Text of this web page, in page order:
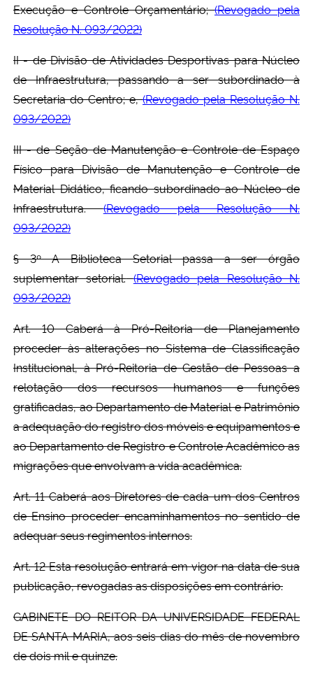
Execução e Controle Orçamentário; (Revogado pela
Resolução N. 093/2022)
II - de Divisão de Atividades Desportivas para Núcleo
de Infraestrutura, passando a ser subordinado à
Secretaria do Centro; e, (Revogado pela Resolução N.
093/2022)
III - de Seção de Manutenção e Controle de Espaço
Físico para Divisão de Manutenção e Controle de
Material Didático, ficando subordinado ao Núcleo de
Infraestrutura.
(Revogado pela Resolução N.
093/2022)
§ 3º A Biblioteca Setorial passa a ser órgão
suplementar setorial. (Revogado pela Resolução N.
093/2022)
Art. 10 Caberá à Pró-Reitoria de Planejamento
proceder às alterações no Sistema de Classificação
Institucional, à Pró-Reitoria de Gestão de Pessoas a
relotação dos recursos humanos e funções
gratificadas, ao Departamento de Material e Patrimônio
a adequação do registro dos móveis e equipamentos e
ao Departamento de Registro e Controle Acadêmico as
migrações que envolvam a vida acadêmica.
Art. 11 Caberá aos Diretores de cada um dos Centros
de Ensino proceder encaminhamentos no sentido de
adequar seus regimentos internos.
Art. 12 Esta resolução entrará em vigor na data de sua
publicação, revogadas as disposições em contrário.
GABINETE DO REITOR DA UNIVERSIDADE FEDERAL
DE SANTA MARIA, aos seis dias do mês de novembro
de dois mil e quinze.